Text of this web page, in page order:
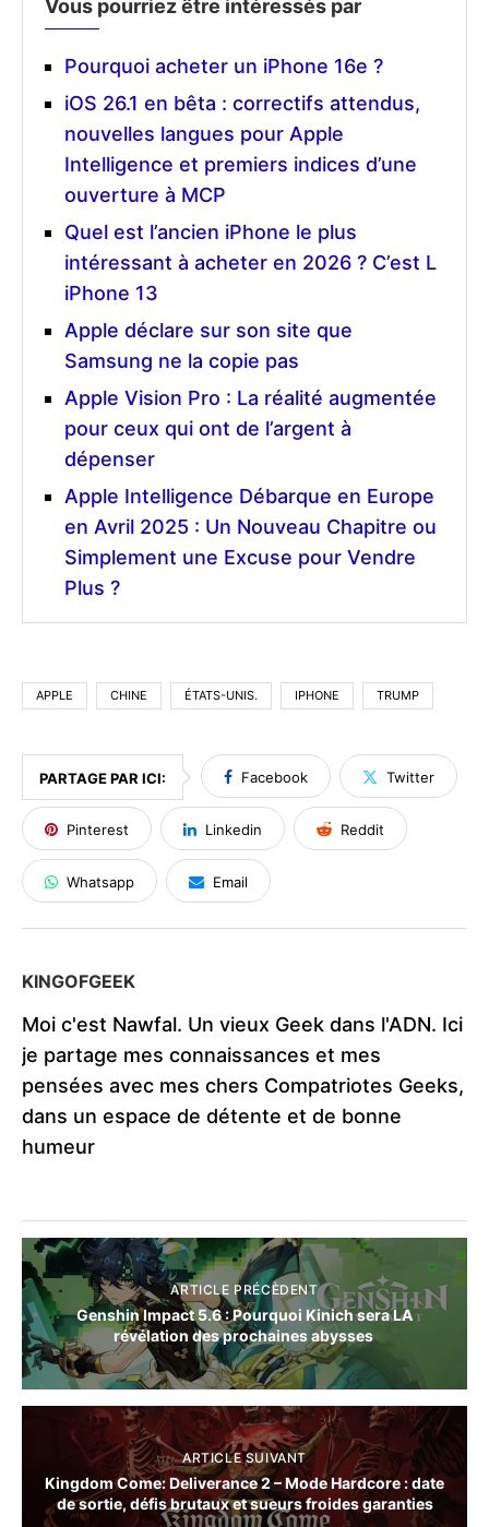
Vous pourriez être intéressés par
Pourquoi acheter un iPhone 16e ?
iOS 26.1 en bêta : correctifs attendus,
nouvelles langues pour Apple
Intelligence et premiers indices d’une
ouverture à MCP
Quel est l’ancien iPhone le plus
intéressant à acheter en 2026 ? C’est L
iPhone 13
Apple déclare sur son site que
Samsung ne la copie pas
Apple Vision Pro : La réalité augmentée
pour ceux qui ont de l’argent à
dépenser
Apple Intelligence Débarque en Europe
en Avril 2025 : Un Nouveau Chapitre ou
Simplement une Excuse pour Vendre
Plus ?
APPLE CHINE ÉTATS-UNIS. IPHONE TRUMP
PARTAGE PAR ICI: Facebook Twitter
Pinterest Linkedin Reddit
Whatsapp Email
KINGOFGEEK
Moi c'est Nawfal. Un vieux Geek dans l'ADN. Ici
je partage mes connaissances et mes
pensées avec mes chers Compatriotes Geeks,
dans un espace de détente et de bonne
humeur
ARTICLE PRÉCÈDENT
Genshin Impact 5.6 : Pourquoi Kinich sera LA
révélation des prochaines abysses
ARTICLE SUIVANT
Kingdom Come: Deliverance 2 – Mode Hardcore : date
de sortie, défis brutaux et sueurs froides garanties